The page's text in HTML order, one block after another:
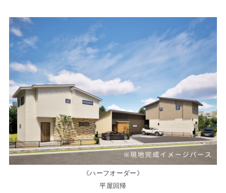
《ハーフオーダー》
平屋回帰